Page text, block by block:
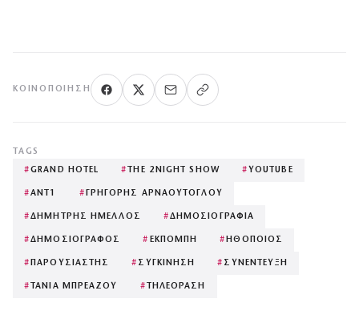
ΚΟΙΝΟΠΟΊΗΣΗ
TAGS
#GRAND HOTEL # THE 2NIGHT SHOW # YOUTUBE
#ΑΝΤ1 # ΓΡΗΓΟΡΗΣ ΑΡΝΑΟΥΤΟΓΛΟΥ
#ΔΗΜΗΤΡΗΣ ΗΜΕΛΛΟΣ #ΔΗΜΟΣΙΟΓΡΑΦΙΑ
#ΔΗΜΟΣΙΟΓΡΑΦΟΣ # ΕΚΠΟΜΠΗ # ΗΘΟΠΟΙΟΣ
# ΠΑΡΟΥΣΙΑΣΤΗΣ # ΣΥΓΚΙΝΗΣΗ # ΣΥΝΕΝΤΕΥΞΗ
# ΤΑΝΙΑ ΜΠΡΕΑΖΟΥ # ΤΗΛΕΟΡΑΣΗ